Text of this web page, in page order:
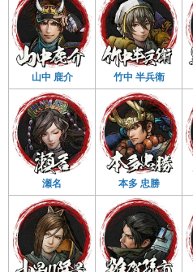
山中 鹿介 竹中 半兵衛
瀬名 本多 忠勝